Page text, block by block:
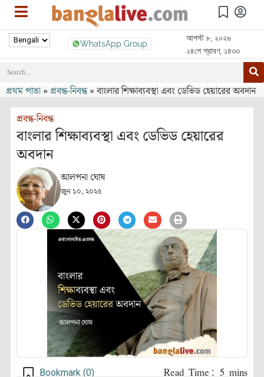
WhatsApp Group
আগস্ট ৮, ২০২৬
২৪শে শ্রাবণ, ১৪৩৩
প্রথম পাতা »প্রবন্ধ-নিবন্ধ»বাংলার শিক্ষাব্যবস্থা এবং ডেভিড হেয়ারের অবদান
প্রবন্ধ-নিবন্ধ
বাংলার শিক্ষাব্যবস্থা এবং ডেভিড হেয়ারের
অবদান
আলপনা ঘোষ
জুন ১০, ২০২৫
Bookmark (0)